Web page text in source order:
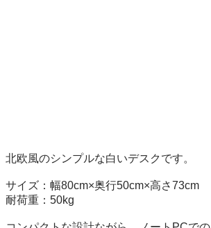
北欧風のシンプルな白いデスクです。
サイズ：幅80cm×奥行50cm×高さ73cm
耐荷重：50kg